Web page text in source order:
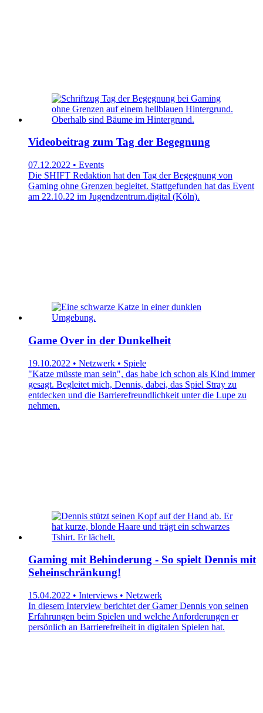
Videobeitrag zum Tag der Begegnung
07.12.2022 • Events
Die SHIFT Redaktion hat den Tag der Begegnung von
Gaming ohne Grenzen begleitet. Stattgefunden hat das Event
am 22.10.22 im Jugendzentrum.digital (Köln).
Game Over in der Dunkelheit
19.10.2022 • Netzwerk • Spiele
"Katze müsste man sein", das habe ich schon als Kind immer
gesagt. Begleitet mich, Dennis, dabei, das Spiel Stray zu
entdecken und die Barrierefreundlichkeit unter die Lupe zu
nehmen.
Gaming mit Behinderung - So spielt Dennis mit
Seheinschränkung!
15.04.2022 • Interviews • Netzwerk
In diesem Interview berichtet der Gamer Dennis von seinen
Erfahrungen beim Spielen und welche Anforderungen er
persönlich an Barrierefreiheit in digitalen Spielen hat.